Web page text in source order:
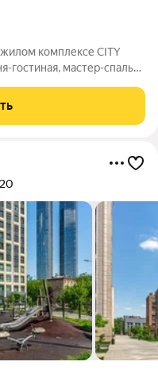
комплексе CITY
гостиная, мастер-спальня
большое количество
20